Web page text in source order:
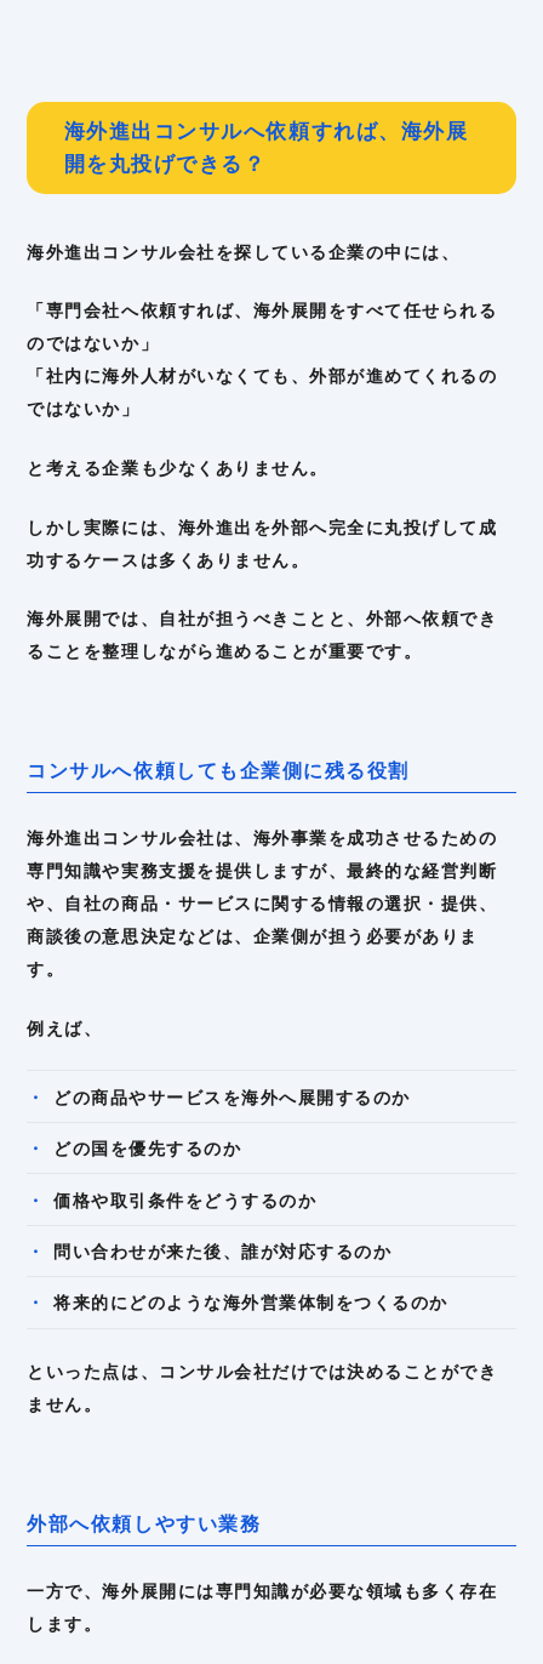
海外進出コンサルへ依頼すれば、海外展
開を丸投げできる？
海外進出コンサル会社を探している企業の中には、
「専門会社へ依頼すれば、海外展開をすべて任せられる
のではないか」
「社内に海外人材がいなくても、外部が進めてくれるの
ではないか」
と考える企業も少なくありません。
しかし実際には、海外進出を外部へ完全に丸投げして成
功するケースは多くありません。
海外展開では、自社が担うべきことと、外部へ依頼でき
ることを整理しながら進めることが重要です。
コンサルへ依頼しても企業側に残る役割
海外進出コンサル会社は、海外事業を成功させるための
専門知識や実務支援を提供しますが、最終的な経営判断
や、自社の商品・サービスに関する情報の選択・提供、
商談後の意思決定などは、企業側が担う必要がありま
す。
例えば、
どの商品やサービスを海外へ展開するのか
どの国を優先するのか
価格や取引条件をどうするのか
問い合わせが来た後、誰が対応するのか
将来的にどのような海外営業体制をつくるのか
といった点は、コンサル会社だけでは決めることができ
ません。
外部へ依頼しやすい業務
一方で、海外展開には専門知識が必要な領域も多く存在
します。